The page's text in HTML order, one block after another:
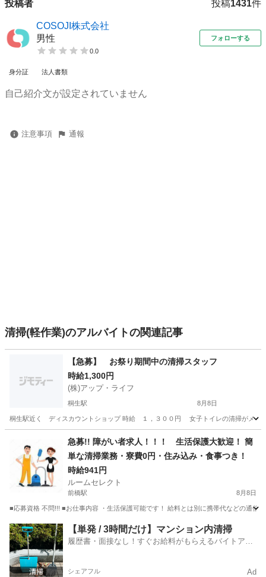
投稿者 投稿1431件
COSOJI株式会社
男性
0.0
フォローする
身分証 法人書類
自己紹介文が設定されていません
注意事項 通報
清掃(軽作業)のアルバイトの関連記事
【急募】 お祭り期間中の清掃スタッフ
時給1,300円
(株)アップ・ライフ
桐生駅 8月8日
桐生駅近く ディスカウントショップ 時給 １，３００円 女子トイレの清掃がメイ
桐生駅 清掃 スタッフ
急募!! 障がい者求人！！！ 生活保護大歓迎！ 簡
単な清掃業務・寮費0円・住み込み・食事つき！
時給941円
ルームセレクト
前橋駅 8月8日
■応募資格 不問!!! ■お仕事内容 ・生活保護可能です！ 給料とは別に携帯代などの通
群馬 前橋市 前橋駅 清掃
【単発 / 3時間だけ】マンション内清掃
履歴書・面接なし！すぐお給料がもらえるバイトアプ
シェアフル Ad